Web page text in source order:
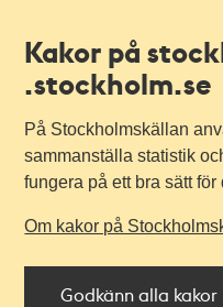
Kakor på
.stockholm.se
På Stockholmskällan
sammanställa statistik
fungera på ett bra sätt för
Om kakor på
Godkänn alla kakor